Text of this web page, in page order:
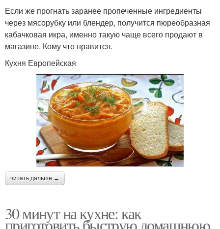
Если же прогнать заранее пропеченные ингредиенты
через мясорубку или блендер, получится пюреобразная
кабачковая икра, именно такую чаще всего продают в
магазине. Кому что нравится.
Кухня Европейская
читать дальше →
30 минут на кухне: как
приготовить быструю домашнюю